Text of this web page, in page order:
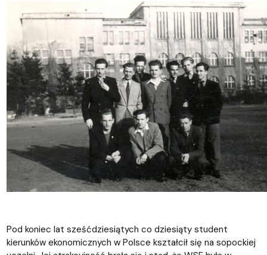
Pod koniec lat sześćdziesiątych co dziesiąty student
kierunków ekonomicznych w Polsce kształcił się na sopockiej